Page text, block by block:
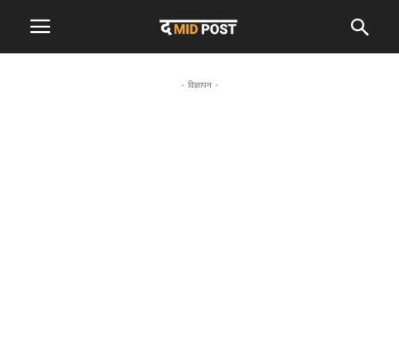
- विज्ञापन -